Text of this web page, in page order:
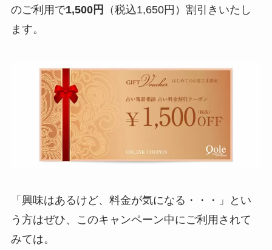
のご利用で1,500円
（税込1,650円）割引きいたし
ます。
「興味はあるけど、料金が気になる・・・」とい
う方はぜひ、このキャンペーン中にご利用されて
みては。